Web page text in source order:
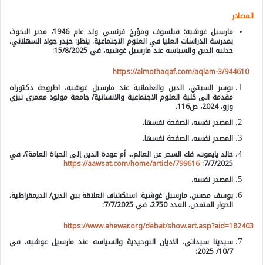
المصادر
مارسيل غوشيه: فيلسوف ومؤرخ فرنسي ولد عام 1946، مدير البحوث
بمدرسة الدراسات العليا في العلوم الاجتماعية. ينظر: حيدر جواد السهلاني،
جدلية الدين والسياسة عند مارسيل غوشيه، في 15/8/2025:
https://almothaqaf.com/aqlam-3/944610
بوسر السبتي، الدين والعلمانية عند مارسيل غوشيه، اطروحة دكتوراه
مقدمة الى كلية العلوم الاجتماعية والانسانية/ جامعة مولود معمري تيزي
وزو، 2024، ص116.
المصدر نفسه، الصفحة نفسها.
المصدر نفسه، الصفحة نفسها.
خالد يايموت، فك السحر عن العالم… أم عودة الدين إلى الحياة العامة؟، في
7/7/2025:
https://aawsat.com/home/article/799616
المصدر نفسه.
يوسف محسن، مارسيل غوشية: استكشاف العلاقة بين الدين/ الديمقراطية،
الحوار المتمدن، العدد 2750، في 7/7/2025:
https://www.ahewar.org/debat/show.art.asp?aid=182403
سيدينا سيداتي، الاديان التوحيدية والسياسه عند مارسيل غوشيه، في
10/7/ 2025: